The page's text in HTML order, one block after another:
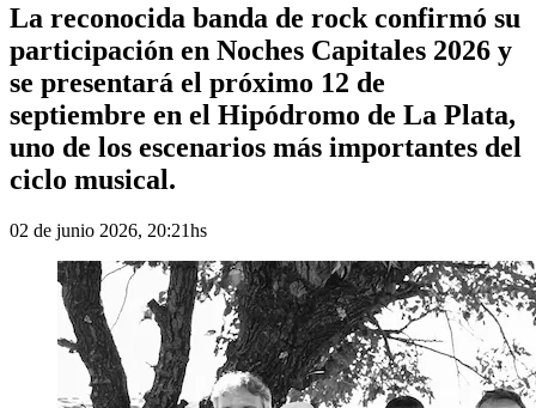
La reconocida banda de rock confirmó su
participación en Noches Capitales 2026 y
se presentará el próximo 12 de
septiembre en el Hipódromo de La Plata,
uno de los escenarios más importantes del
ciclo musical.
02 de junio 2026, 20:21hs